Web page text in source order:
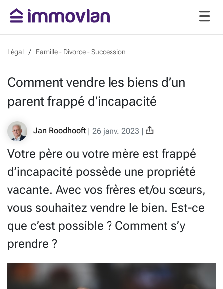
Légal Famille - Divorce - Succession
Comment vendre les biens d’un
parent frappé d’incapacité
Jan Roodhooft | 26 janv. 2023 |
Votre père ou votre mère est frappé
d’incapacité possède une propriété
vacante. Avec vos frères et/ou sœurs,
vous souhaitez vendre le bien. Est-ce
que c’est possible ? Comment s’y
prendre ?